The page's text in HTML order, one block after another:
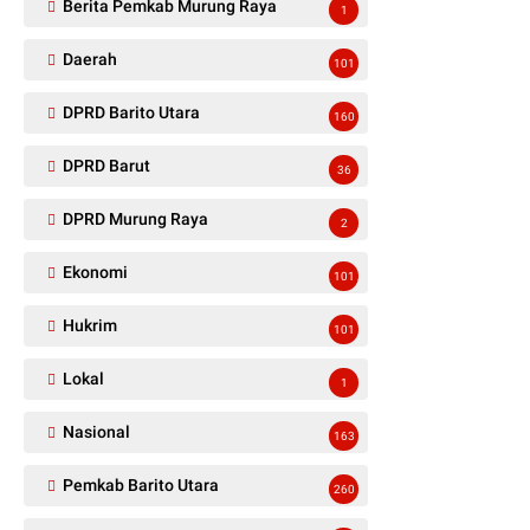
Berita Pemkab Murung Raya 1
Daerah 101
DPRD Barito Utara 160
DPRD Barut 36
DPRD Murung Raya 2
Ekonomi 101
Hukrim 101
Lokal 1
Nasional 163
Pemkab Barito Utara 260